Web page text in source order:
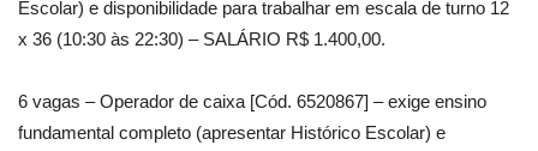
Escolar) e disponibilidade para trabalhar em escala de turno 12
x 36 (10:30 às 22:30) – SALÁRIO R$ 1.400,00.
6 vagas – Operador de caixa [Cód. 6520867] – exige ensino
fundamental completo (apresentar Histórico Escolar) e